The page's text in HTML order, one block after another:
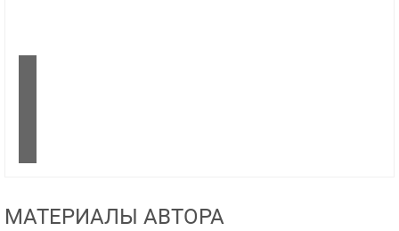
МАТЕРИАЛЫ АВТОРА